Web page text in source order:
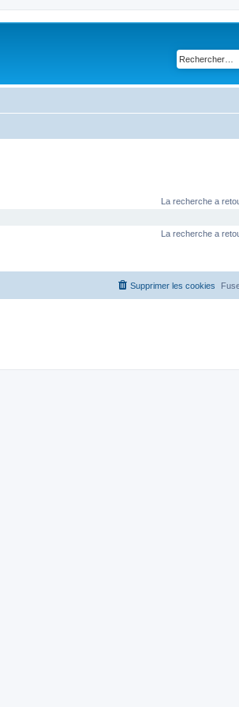
La recherche a
La recherche a
Supprimer les cookies